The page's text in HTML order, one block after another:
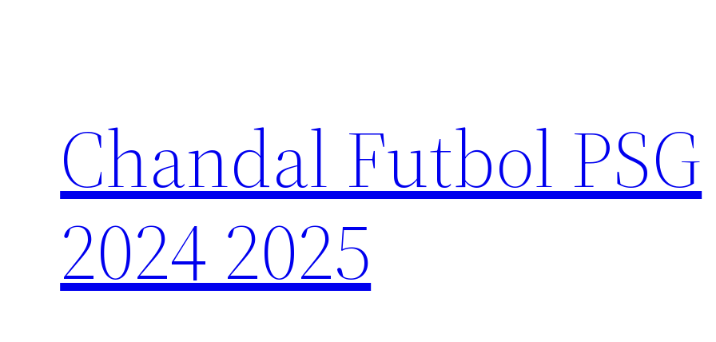
Chandal Futbol PSG
2024 2025